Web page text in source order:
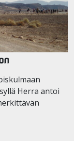
Herra antoi